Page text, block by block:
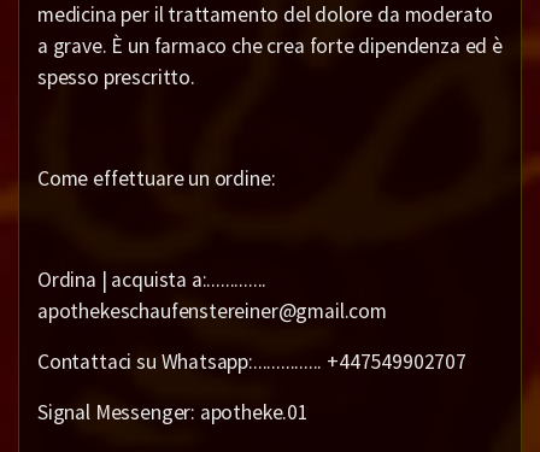
medicina per il trattamento del dolore da moderato
a grave. È un farmaco che crea forte dipendenza ed è
spesso prescritto.
Come effettuare un ordine:
Ordina | acquista a:.............
apothekeschaufenstereiner@gmail.com
Contattaci su Whatsapp:............... +447549902707
Signal Messenger: apotheke.01